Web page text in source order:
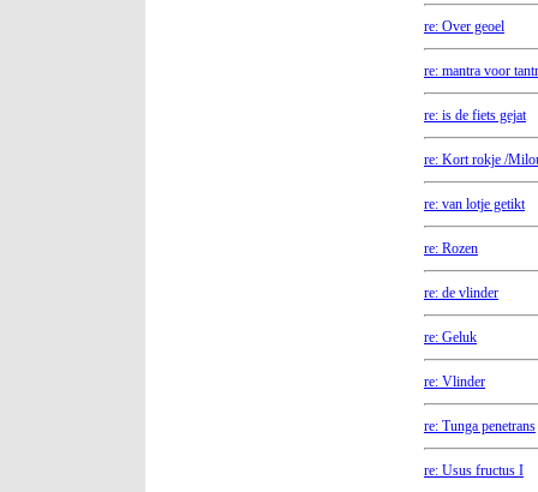
re: Over geoel
re: mantra voor
re: is de fiets gejat
re: Kort rokje /
re: van lotje getikt
re: Rozen
re: de vlinder
re: Geluk
re: Vlinder
re: Tunga penetrans
re: Usus fructus I